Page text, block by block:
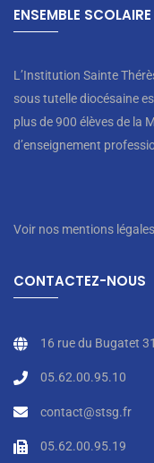
ENSEMBLE
L’Institution Sainte
sous tutelle diocésaine
plus de 900 élèves de la
d’enseignement
Voir nos mentions légales
CONTACTEZ-NOUS
16 rue du Bugatet
05.62.00.95.10
contact@stsg.fr
05.62.00.95.19